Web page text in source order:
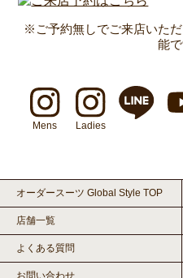
※ご予約無しでご来店いた
能で
Mens Ladies
オーダースーツ Global Style TOP
店舗一覧
よくある質問
お問い合わせ